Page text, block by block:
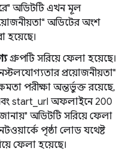
অডিটটি এখন মূল
অডিটের অংশ
হয়েছে।
গ্রুপটি সরিয়ে ফেলা হয়েছে।
প্রয়োজনীয়তা"
পরীক্ষা অন্তর্ভুক্ত রয়েছে,
start_url অফলাইনে 200
জানায়" অডিটটি সরিয়ে ফেলা
পৃষ্ঠা লোড যথেষ্ট
ফেলা হয়েছে।